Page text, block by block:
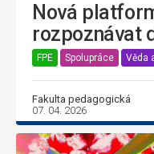
Nová
rozpoznávat
FPE Spolupráce Věda
Fakulta pedagogická
07. 04. 2026